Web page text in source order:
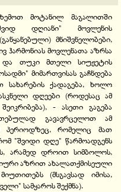
მოტანილ მაგალითში
დღიანი" მოვლენის
მნიშვნელობები,
ჰარმონიას მოვლენათა აზრსა
თუკი მთელი სიუჟეტის
მიმართვისას გაჩნდება
სახარების ქადაგება, ხოლო
დღეები (როდესაც ამ
- ასეთი გაგება
გავავრცელოთ ამ
პერიოდზეც, რომელიც მათ
"შვიდი დღე" წარმოადგენს
არამედ დროით სიმბოლოს,
აზრით ახალათქმისეული
(მსგავსად იმისა,
სამყაროს შექმნა).